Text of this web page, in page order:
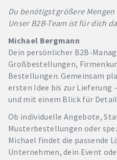
Du benötigst größere
Unser B2B-Team ist für dich
Michael Bergmann
Dein persönlicher B2B-
Großbestellungen,
Bestellungen. Gemeinsam
ersten Idee bis zur Lieferung
und mit einem Blick für
Ob individuelle Angebote,
Musterbestellungen oder
Michael findet die passende
Unternehmen, dein Event